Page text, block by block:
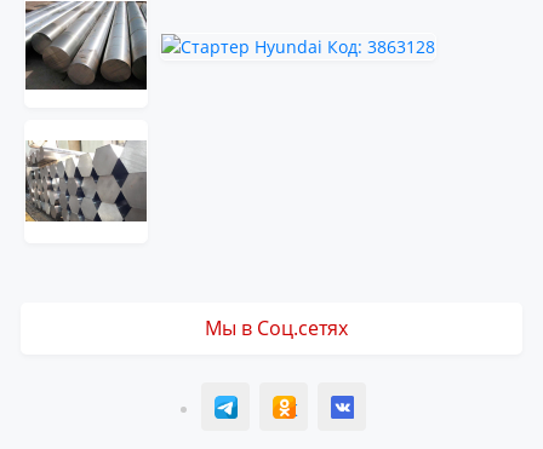
Мы в Соц.сетях
T ОК ВК